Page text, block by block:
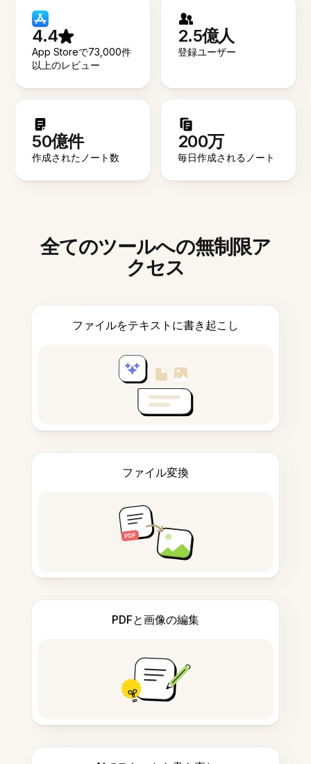
4.4
App Storeで73,000件
以上のレビュー
2.5億人
登録ユーザー
50億件
作成されたノート数
200万
毎日作成されるノート
全てのツールへの無制限ア
クセス
ファイルをテキストに書き起こし
ファイル変換
PDFと画像の編集